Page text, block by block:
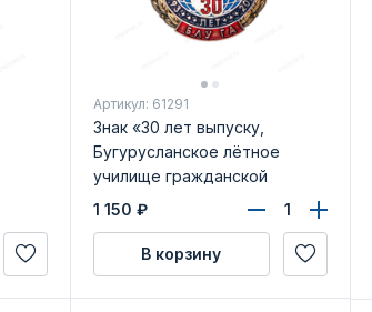
Артикул: 61291
Знак «30 лет выпуску,
Бугурусланское лётное
училище гражданской
авиации БЛУ ГА. Як-40»
1 150 ₽
В корзину